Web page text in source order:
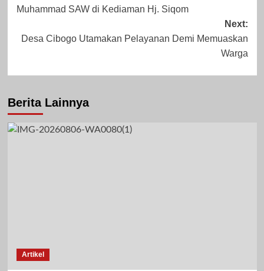
Mei 21, 2024
Desember 24,
Muhammad SAW di Kediaman Hj. Siqom
Next:
Desa Cibogo Utamakan Pelayanan Demi Memuaskan
Warga
Berita Lainnya
Artikel